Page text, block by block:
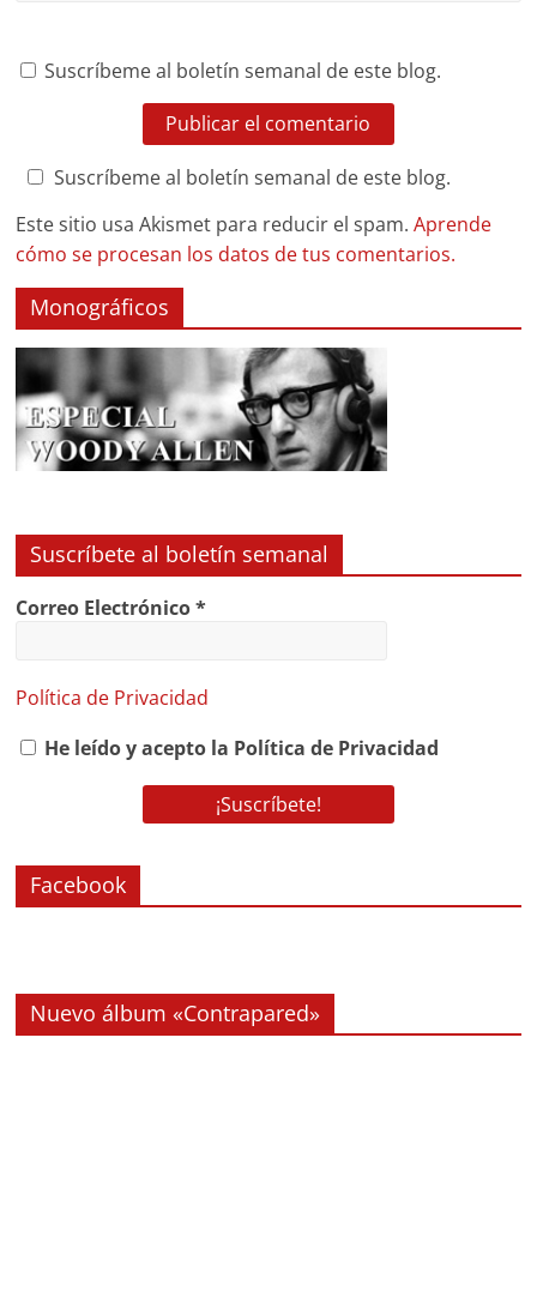
Suscríbeme al boletín semanal de este blog.
Suscríbeme al boletín semanal de este blog.
Este sitio usa Akismet para reducir el spam.Aprende
cómo se procesan los datos de tus comentarios.
Monográficos
Suscríbete al boletín semanal
Correo Electrónico*
Política de Privacidad
He leído y acepto la Política de Privacidad
Facebook
Nuevo álbum «Contrapared»